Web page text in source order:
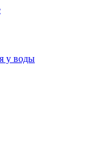
у воды